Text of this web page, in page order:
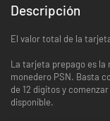
Descripción
El valor total de la
La tarjeta prepago es
monedero PSN. Basta
de 12 dígitos y
disponible.